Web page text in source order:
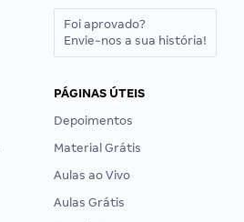
Foi aprovado?
Envie-nos a sua história!
PÁGINAS ÚTEIS
Depoimentos
Material Grátis
Aulas ao Vivo
Aulas Grátis